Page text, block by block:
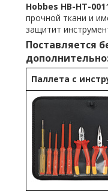
Hobbes HB-HT-
прочной ткани и
защитит
Поставляется
Паллета с